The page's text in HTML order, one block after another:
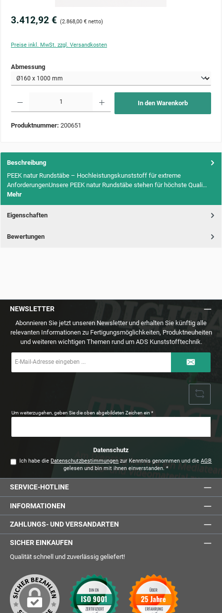
3.412,92 € (2.868,00 € netto)
Preise inkl. MwSt. zzgl. Versandkosten
Abmessungauswählen
In den Warenkorb
Produktnummer: 200651
Beschreibung
PEEK natur Rundstäbe – Hochleistungskunststoff für extreme
AnforderungenUnsere PEEK natur Rundstäbe stehen für höchste Quali…
Mehr
Eigenschaften
Bewertungen
NEWSLETTER
Abonnieren Sie jetzt unseren Newsletter und erhalten Sie künftig alle
relevanten Informationen zu Fertigungsmöglichkeiten, Produktneuheiten
und weiteren wichtigen Themen rund um ADS Kunststofftechnik.
Mail-
Um weiterzugehen, geben Sie die oben abgebildeten Zeichen ein*
Datenschutz
Ich habe die Datenschutzbestimmungen zur Kenntnis genommen und dieAGB
gelesen und bin mit ihnen einverstanden. *
SERVICE-HOTLINE
INFORMATIONEN
ZAHLUNGS- UND VERSANDARTEN
SICHER EINKAUFEN
Qualität schnell und zuverlässig geliefert!